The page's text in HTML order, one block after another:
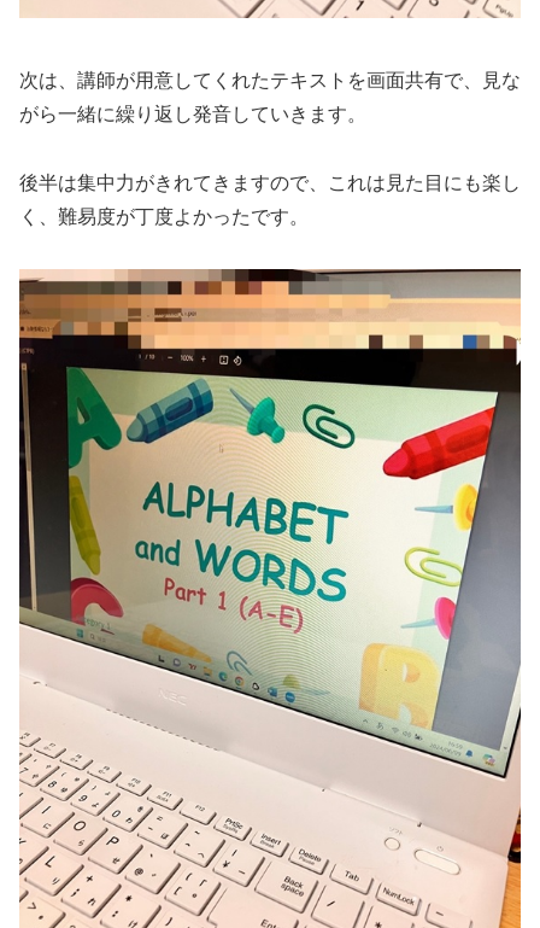
次は、講師が用意してくれたテキストを画面共有で、見な
がら一緒に繰り返し発音していきます。
後半は集中力がきれてきますので、これは見た目にも楽し
く、難易度が丁度よかったです。